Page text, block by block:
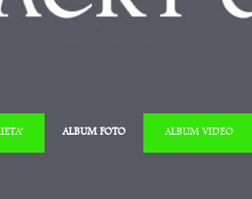
ALBUM FOTO ALBUM VIDEO